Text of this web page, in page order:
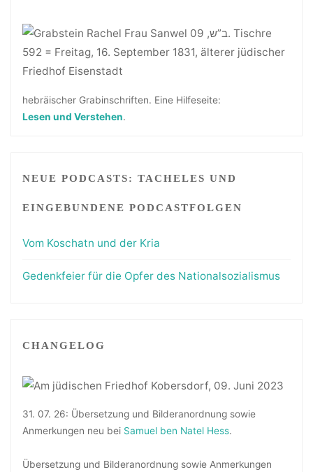
hebräischer Grabinschriften. Eine Hilfeseite:
Lesen und Verstehen.
NEUE PODCASTS: TACHELES UND
EINGEBUNDENE PODCASTFOLGEN
Vom Koschatn und der Kria
Gedenkfeier für die Opfer des Nationalsozialismus
CHANGELOG
31. 07. 26: Übersetzung und Bilderanordnung sowie
Anmerkungen neu bei Samuel ben Natel Hess.
Übersetzung und Bilderanordnung sowie Anmerkungen